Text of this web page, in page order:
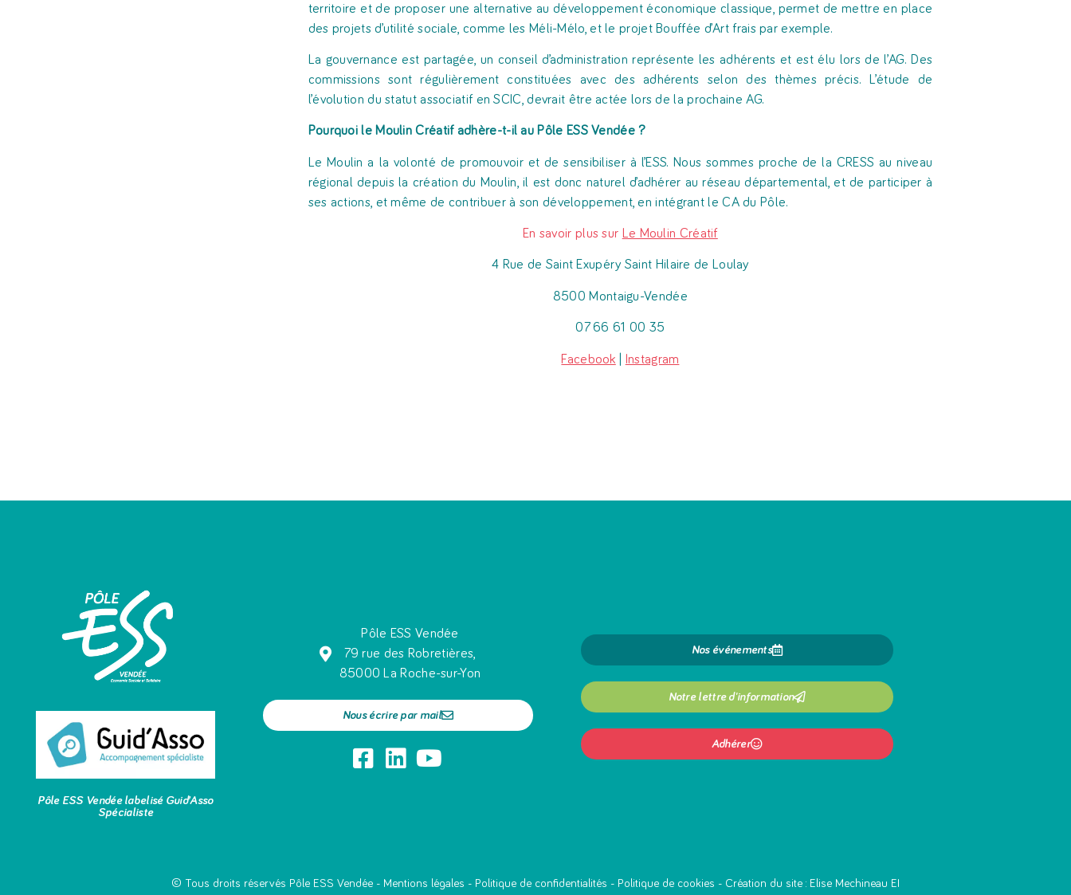
territoire et de proposer une alternative au développement économique classique, permet de mettre en place
des projets d’utilité sociale, comme les Méli-Mélo, et le projet Bouffée d’Art frais par exemple.
La gouvernance est partagée, un conseil d’administration représente les adhérents et est élu lors de l’AG. Des
commissions sont régulièrement constituées avec des adhérents selon des thèmes précis. L’étude de
l’évolution du statut associatif en SCIC, devrait être actée lors de la prochaine AG.
Pourquoi le Moulin Créatif adhère-t-il au Pôle ESS Vendée ?
Le Moulin a la volonté de promouvoir et de sensibiliser à l’ESS. Nous sommes proche de la CRESS au niveau
régional depuis la création du Moulin, il est donc naturel d’adhérer au réseau départemental, et de participer à
ses actions, et même de contribuer à son développement, en intégrant le CA du Pôle.
En savoir plus sur Le Moulin Créatif
4 Rue de Saint Exupéry Saint Hilaire de Loulay
8500 Montaigu-Vendée
07 66 61 00 35
Facebook Instagram
Pôle ESS Vendée labelisé Guid’Asso
Spécialiste
Pôle ESS Vendée
79 rue des Robretières,
85000 La Roche-sur-Yon
Nous écrire par mail
Nos événements
Notre lettre d'information
Adhérer
© Tous droits réservés Pôle ESS Vendée - Mentions légales - Politique de confidentialités - Politique de cookies - Création du site : Elise Mechineau EI